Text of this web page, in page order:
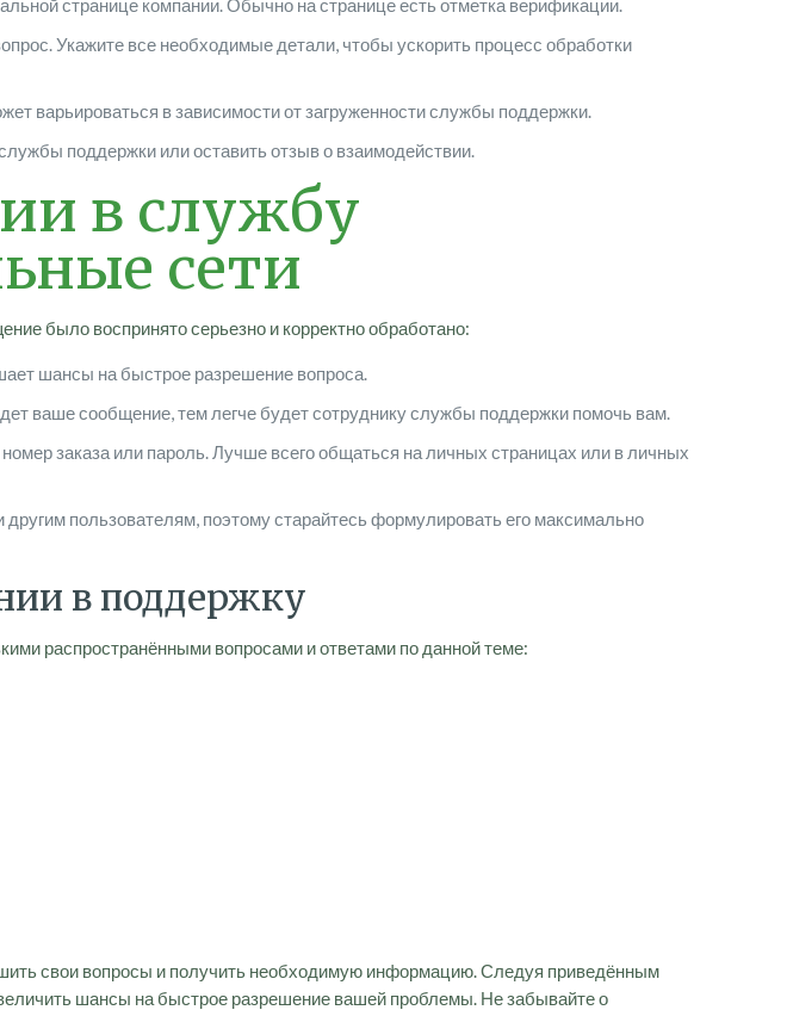
странице компании. Обычно на странице есть отметка верификации.
Укажите все необходимые детали, чтобы ускорить процесс обработки
варьироваться в зависимости от загруженности службы поддержки.
поддержки или оставить отзыв о взаимодействии.
в службу
сети
было воспринято серьезно и корректно обработано:
шансы на быстрое разрешение вопроса.
ваше сообщение, тем легче будет сотруднику службы поддержки помочь вам.
заказа или пароль. Лучше всего общаться на личных страницах или в личных
пользователям, поэтому старайтесь формулировать его максимально
в поддержку
распространёнными вопросами и ответами по данной теме:
свои вопросы и получить необходимую информацию. Следуя приведённым
шансы на быстрое разрешение вашей проблемы. Не забывайте о